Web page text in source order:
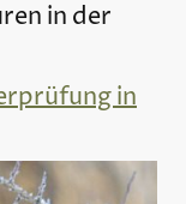
in der
in